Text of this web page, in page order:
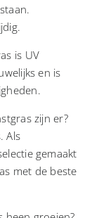
is UV
en is
zijn er?
Als
gemaakt
met de beste